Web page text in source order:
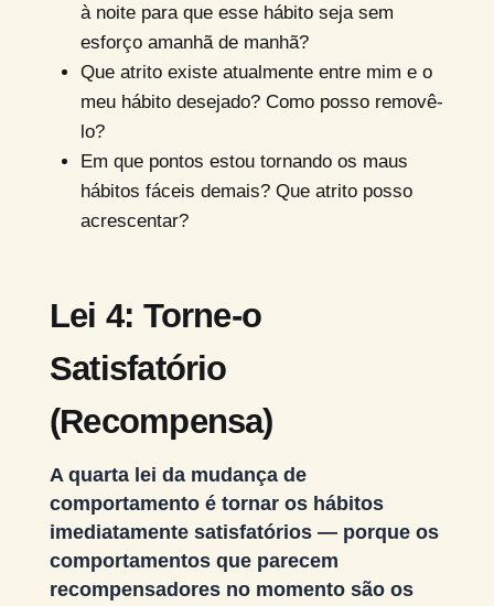
à noite para que esse hábito seja sem
esforço amanhã de manhã?
Que atrito existe atualmente entre mim e o
meu hábito desejado? Como posso removê-
lo?
Em que pontos estou tornando os maus
hábitos fáceis demais? Que atrito posso
acrescentar?
Lei 4: Torne-o
Satisfatório
(Recompensa)
A quarta lei da mudança de
comportamento é tornar os hábitos
imediatamente satisfatórios — porque os
comportamentos que parecem
recompensadores no momento são os